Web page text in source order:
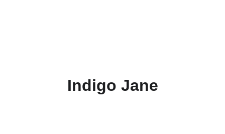
Indigo Jane